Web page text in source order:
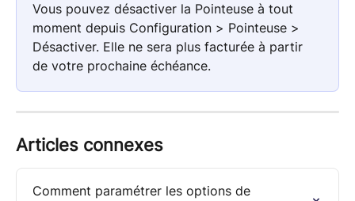
Vous pouvez désactiver la Pointeuse à tout
moment depuis Configuration > Pointeuse >
Désactiver. Elle ne sera plus facturée à partir
de votre prochaine échéance.
Articles connexes
Comment paramétrer les options de